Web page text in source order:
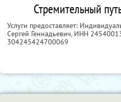
Стремительный
Услуги предоставляет:
Сергей Геннадьевич, ИНН
304245424700069